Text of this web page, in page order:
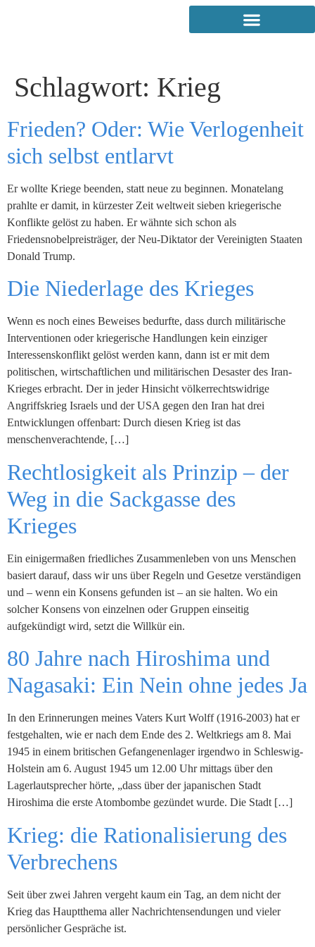
Schlagwort: Krieg
Frieden? Oder: Wie Verlogenheit
sich selbst entlarvt
Er wollte Kriege beenden, statt neue zu beginnen. Monatelang
prahlte er damit, in kürzester Zeit weltweit sieben kriegerische
Konflikte gelöst zu haben. Er wähnte sich schon als
Friedensnobelpreisträger, der Neu-Diktator der Vereinigten Staaten
Donald Trump.
Die Niederlage des Krieges
Wenn es noch eines Beweises bedurfte, dass durch militärische
Interventionen oder kriegerische Handlungen kein einziger
Interessenskonflikt gelöst werden kann, dann ist er mit dem
politischen, wirtschaftlichen und militärischen Desaster des Iran-
Krieges erbracht. Der in jeder Hinsicht völkerrechtswidrige
Angriffskrieg Israels und der USA gegen den Iran hat drei
Entwicklungen offenbart: Durch diesen Krieg ist das
menschenverachtende, […]
Rechtlosigkeit als Prinzip – der
Weg in die Sackgasse des
Krieges
Ein einigermaßen friedliches Zusammenleben von uns Menschen
basiert darauf, dass wir uns über Regeln und Gesetze verständigen
und – wenn ein Konsens gefunden ist – an sie halten. Wo ein
solcher Konsens von einzelnen oder Gruppen einseitig
aufgekündigt wird, setzt die Willkür ein.
80 Jahre nach Hiroshima und
Nagasaki: Ein Nein ohne jedes Ja
In den Erinnerungen meines Vaters Kurt Wolff (1916-2003) hat er
festgehalten, wie er nach dem Ende des 2. Weltkriegs am 8. Mai
1945 in einem britischen Gefangenenlager irgendwo in Schleswig-
Holstein am 6. August 1945 um 12.00 Uhr mittags über den
Lagerlautsprecher hörte, „dass über der japanischen Stadt
Hiroshima die erste Atombombe gezündet wurde. Die Stadt […]
Krieg: die Rationalisierung des
Verbrechens
Seit über zwei Jahren vergeht kaum ein Tag, an dem nicht der
Krieg das Hauptthema aller Nachrichtensendungen und vieler
persönlicher Gespräche ist.